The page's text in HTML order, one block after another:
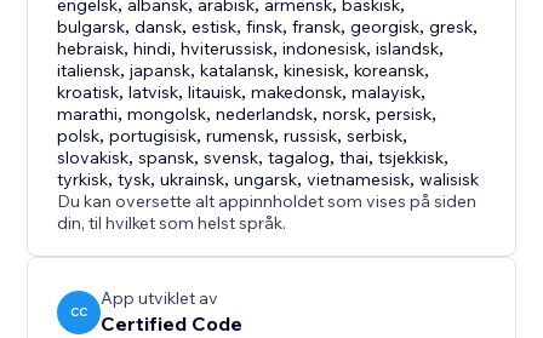
engelsk, albansk, arabisk, armensk,baskisk,
bulgarsk,dansk,estisk,finsk,fransk,georgisk,gresk,
hebraisk,hindi,hviterussisk,indonesisk,islandsk,
italiensk,japansk,katalansk,kinesisk,koreansk,
kroatisk,latvisk,litauisk,makedonsk,malayisk,
marathi,mongolsk,nederlandsk,norsk,persisk,
polsk,portugisisk,rumensk,russisk,serbisk,
slovakisk,spansk,svensk,tagalog,thai,tsjekkisk,
tyrkisk,tysk,ukrainsk,ungarsk,vietnamesisk,walisisk
Du kan oversette alt appinnholdet som vises på siden
din, til hvilket som helst språk.
CC
App utviklet av
Certified Code